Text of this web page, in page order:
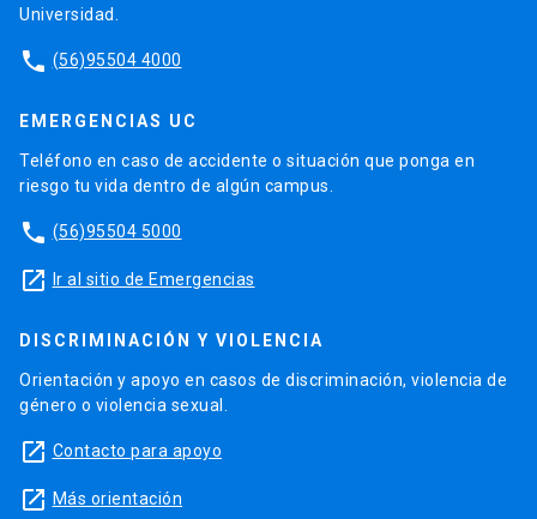
Universidad.
phone (56)95504 4000
EMERGENCIAS UC
Teléfono en caso de accidente o situación que ponga en
riesgo tu vida dentro de algún campus.
phone (56)95504 5000
launch Ir al sitio de Emergencias
DISCRIMINACIÓN Y VIOLENCIA
Orientación y apoyo en casos de discriminación, violencia de
género o violencia sexual.
launch Contacto para apoyo
launch Más orientación